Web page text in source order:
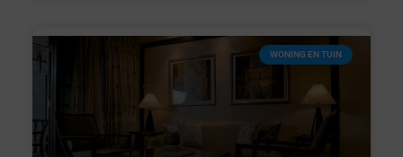
WONING EN TUIN